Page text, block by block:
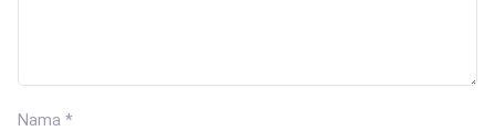
Nama *